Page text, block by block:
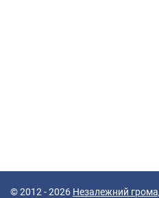
© 2012 - 2026 Незалежний